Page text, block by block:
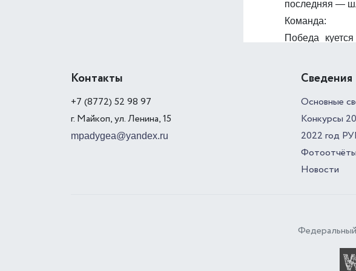
последняя —
Команда:
Победа
творчество.
В честь дня
выразить
Снимайте
благодарен
Контакты
+7 (8772) 52 98 97
г. Майкоп, ул. Ленина, 15
mpadygea@yandex.ru
Сведения
Основные
Конкурсы
2022 год
Фотоотчёты
Новости